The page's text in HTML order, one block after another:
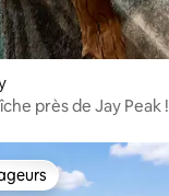
près de Jay Peak !